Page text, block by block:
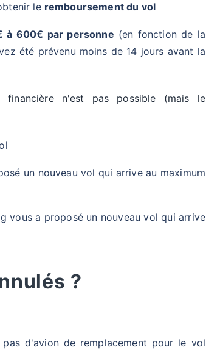
le remboursement du vol
à 600€ par personne (en fonction de la
été prévenu moins de 14 jours avant la
financière n'est pas possible (mais le
un nouveau vol qui arrive au maximum
vous a proposé un nouveau vol qui arrive
?
d'avion de remplacement pour le vol